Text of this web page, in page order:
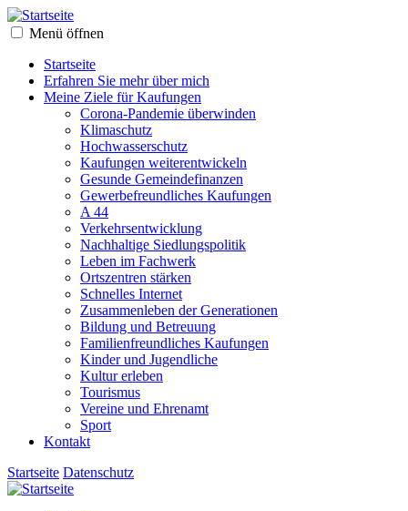
Menü öffnen
Startseite
Erfahren Sie mehr über mich
Meine Ziele für Kaufungen
Corona-Pandemie überwinden
Klimaschutz
Hochwasserschutz
Kaufungen weiterentwickeln
Gesunde Gemeindefinanzen
Gewerbefreundliches Kaufungen
A 44
Verkehrsentwicklung
Nachhaltige Siedlungspolitik
Leben im Fachwerk
Ortszentren stärken
Schnelles Internet
Zusammenleben der Generationen
Bildung und Betreuung
Familienfreundliches Kaufungen
Kinder und Jugendliche
Kultur erleben
Tourismus
Vereine und Ehrenamt
Sport
Kontakt
Startseite Datenschutz